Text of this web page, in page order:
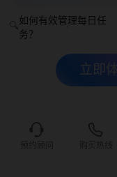
🔍
如何有效管理每日任
务？
立即体
联系我们
预约顾问 购买热线